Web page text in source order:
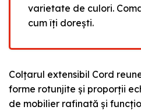
varietate de culori.
cum îți dorești.
Colțarul extensibil Cord
forme rotunjite și proporții
de mobilier rafinată și